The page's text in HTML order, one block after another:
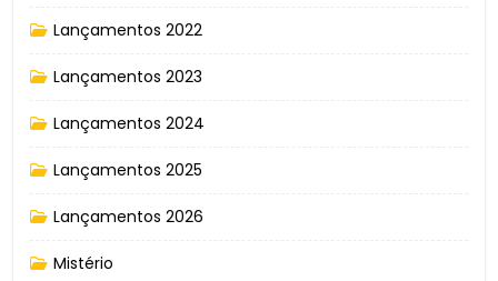
Lançamentos 2022
Lançamentos 2023
Lançamentos 2024
Lançamentos 2025
Lançamentos 2026
Mistério